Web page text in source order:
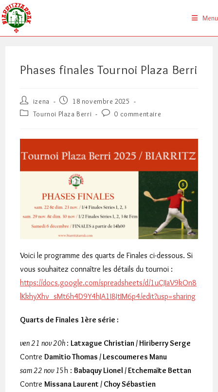
Skip
to
content
Menu
Phases finales Tournoi Plaza Berri
Auteur/autrice
de
la
izena
Publication
publiée :
18 novembre 2025
PostTournoi Plaza Berri
Commentaires
publication :
0 commentaire
Voici le programme des quarts de Finales ci-dessous. Si
vous souhaitez connaître les détails du tournoi :
https://docs.google.com/spreadsheets/d/1uCJIaV9kOn8
lKkhyXhv_sMt6h4D9Y4hJA1I8JtIM6p4/edit?usp=sharing
Quarts de Finales 1ère série :
ven 21 nov 20h : Latxague Christian / Hiriberry Serge
ContreDamitio Thomas / Lescoumeres Manu
sam 22 nov 15h :Babaquy Lionel / Etchemaïte Bettan
ContreMissana Laurent / Choy Sébastien